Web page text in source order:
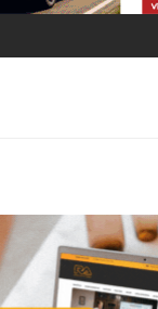
MARKETING
KONTAKT